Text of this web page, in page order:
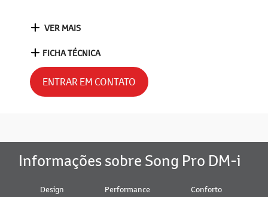
VER MAIS
FICHA TÉCNICA
ENTRAR EM CONTATO
Informações sobre Song Pro DM-i
Design Performance Conforto